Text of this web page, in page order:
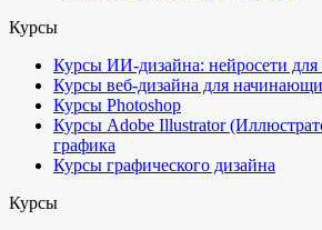
Курсы
Курсы ИИ-дизайна: нейросети для
Курсы веб-дизайна для
Курсы Photoshop
Курсы Adobe Illustrator
графика
Курсы графического дизайна
Курсы